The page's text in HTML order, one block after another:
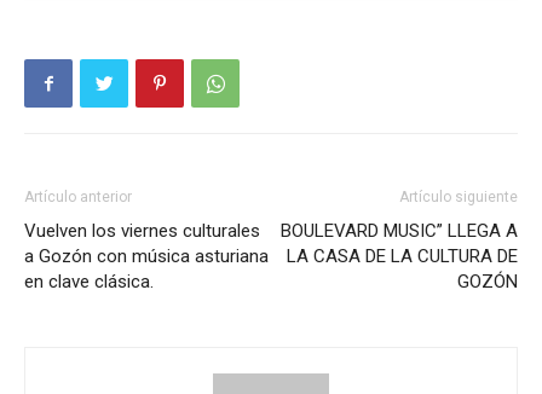
Artículo anterior
Vuelven los viernes culturales
a Gozón con música asturiana
en clave clásica.
Artículo siguiente
BOULEVARD MUSIC” LLEGA A
LA CASA DE LA CULTURA DE
GOZÓN